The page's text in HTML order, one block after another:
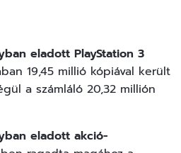
eladott PlayStation 3
19,45 millió kópiával került
a számláló 20,32 millión
eladott akció-